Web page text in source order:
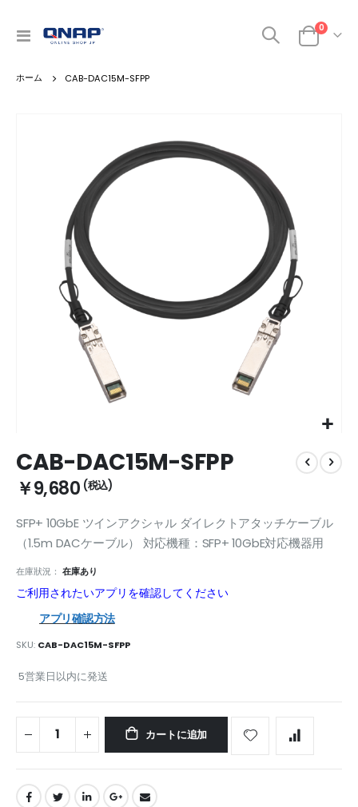
ナ
呼
カート
0商品
CAB-DAC15M-SFPP
to
the
beginning
the
images
CAB-DAC15M-SFPP
￥9,680
SFP+ 10GbE ツインアクシャル ダイレクトアタッチケーブル
（1.5m DACケーブル） 対応機種：SFP+ 10GbE対応機器用
在庫狀況： 在庫あり
ご利用されたいアプリを確認してください
アプリ確認方法
SKU CAB-DAC15M-SFPP
5営業日以内に発送
カートに追加